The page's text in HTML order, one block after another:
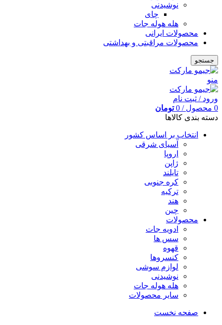
نوشیدنی
چای
هله هوله جات
محصولات ایرانی
محصولات مراقبتی و بهداشتی
جستجو
منو
ورود / ثبت نام
0 محصول /
0 تومان
دسته بندی کالاها
انتخاب بر اساس کشور
آسیای شرقی
اروپا
ژاپن
تایلند
کره جنوبی
ترکیه
هند
چین
محصولات
ادویه جات
سس ها
قهوه
کنسروها
لوازم سوشی
نوشیدنی
هله هوله جات
سایر محصولات
صفحه نخست